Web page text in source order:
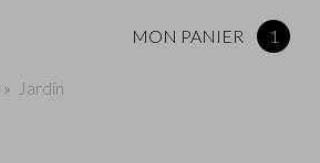
MON PANIER 1
» Jardin